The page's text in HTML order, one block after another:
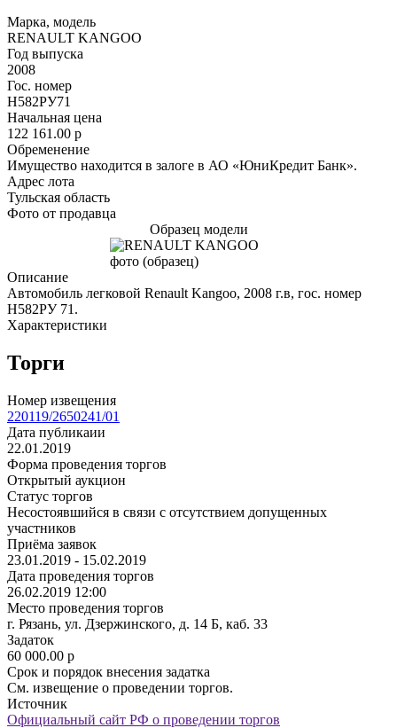
Марка, модель
RENAULT KANGOO
Год выпуска
2008
Гос. номер
Н582РУ71
Начальная цена
122 161.00 p
Обременение
Имущество находится в залоге в АО «ЮниКредит Банк».
Адрес лота
Тульская область
Фото от продавца
Образец модели
Описание
Автомобиль легковой Renault Kangoo, 2008 г.в, гос. номер
Н582РУ 71.
Характеристики
Торги
Номер извещения
220119/2650241/01
Дата публикаии
22.01.2019
Форма проведения торгов
Открытый аукцион
Статус торгов
Несостоявшийся в связи с отсутствием допущенных
участников
Приёма заявок
23.01.2019 - 15.02.2019
Дата проведения торгов
26.02.2019 12:00
Место проведения торгов
г. Рязань, ул. Дзержинского, д. 14 Б, каб. 33
Задаток
60 000.00 p
Срок и порядок внесения задатка
См. извещение о проведении торгов.
Источник
Официальный сайт РФ о проведении торгов